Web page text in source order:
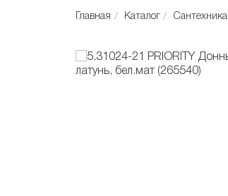
Главная Каталог Сантехника